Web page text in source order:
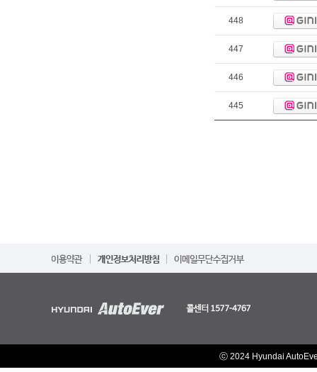
448
447
446
445
ⓒ 2024 Hyundai